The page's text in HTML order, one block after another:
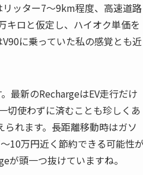
ッター7〜9km程度、高速道路
キロと仮定し、ハイオク単価を
に乗っていた私の感覚とも近
最新のRechargeはEV走行だけ
切使わずに済むことも珍しくあ
れます。長距離移動時はガソ
10万円近く節約できる可能性
が頭一つ抜けていますね。